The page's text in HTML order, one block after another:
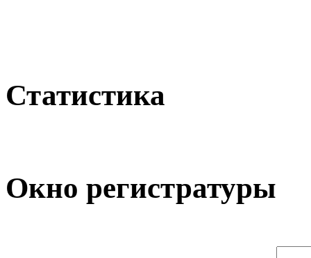
Статистика
Окно регистратуры